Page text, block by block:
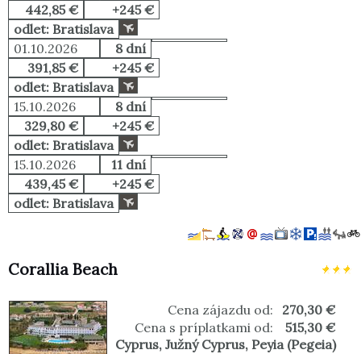
442,85 €
+245 €
odlet: Bratislava
01.10.2026
8 dní
391,85 €
+245 €
odlet: Bratislava
15.10.2026
8 dní
329,80 €
+245 €
odlet: Bratislava
15.10.2026
11 dní
439,45 €
+245 €
odlet: Bratislava
Corallia Beach
Cena zájazdu od:
270,30 €
Cena s príplatkami od:
515,30 €
Cyprus, Južný Cyprus, Peyia (Pegeia)